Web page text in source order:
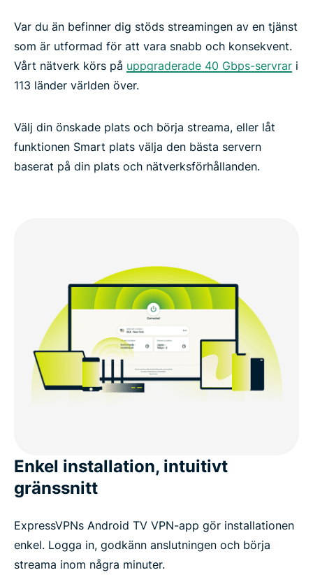
Var du än befinner dig stöds streamingen av en tjänst
som är utformad för att vara snabb och konsekvent.
Vårt nätverk körs på uppgraderade 40 Gbps-servrar i
113 länder världen över.
Välj din önskade plats och börja streama, eller låt
funktionen Smart plats välja den bästa servern
baserat på din plats och nätverksförhållanden.
Enkel installation, intuitivt
gränssnitt
ExpressVPNs Android TV VPN-app gör installationen
enkel. Logga in, godkänn anslutningen och börja
streama inom några minuter.